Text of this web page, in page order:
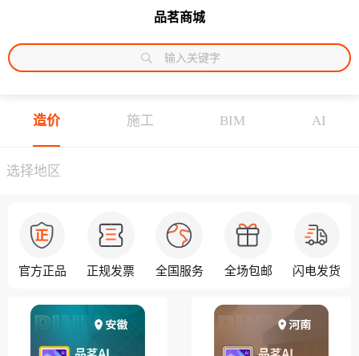
品茗商城
输入关键字
造价 施工 BIM AI
选择地区
官方正品 正规发票 全国服务 全场包邮 闪电发货